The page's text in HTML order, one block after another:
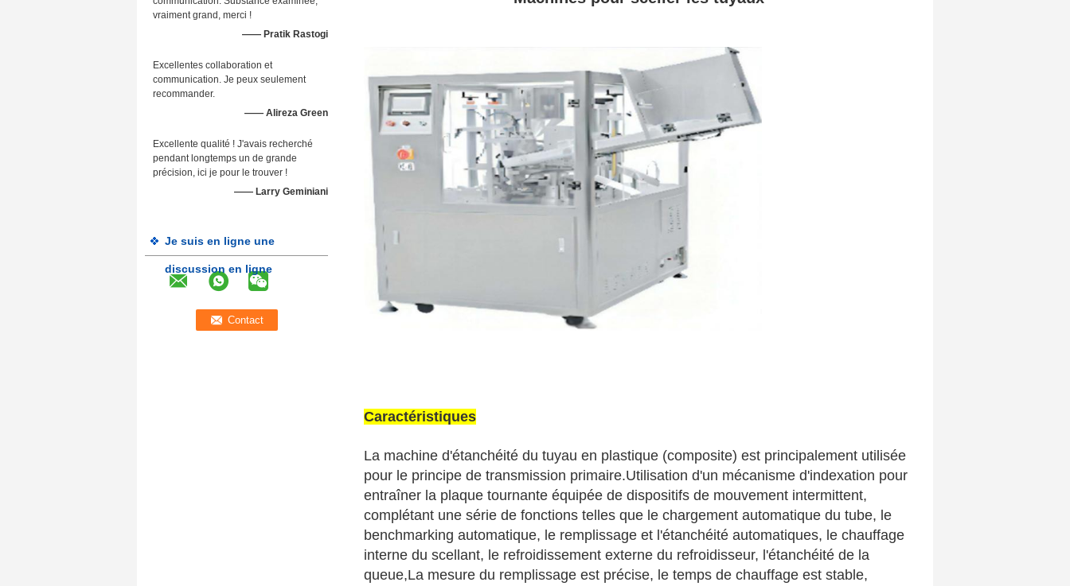
vraiment grand, merci !
—— Pratik Rastogi
Excellentes collaboration et
communication. Je peux seulement
recommander.
—— Alireza Green
Excellente qualité ! J'avais recherché
pendant longtemps un de grande
précision, ici je pour le trouver !
—— Larry Geminiani
Je suis en ligne une
discussion en ligne
Caractéristiques
La machine d'étanchéité du tuyau en plastique (composite) est principalement utilisée
pour le principe de transmission primaire.Utilisation d'un mécanisme d'indexation pour
entraîner la plaque tournante équipée de dispositifs de mouvement intermittent,
complétant une série de fonctions telles que le chargement automatique du tube, le
benchmarking automatique, le remplissage et l'étanchéité automatiques, le chauffage
interne du scellant, le refroidissement externe du refroidisseur, l'étanchéité de la
queue,La mesure du remplissage est précise, le temps de chauffage est stable,